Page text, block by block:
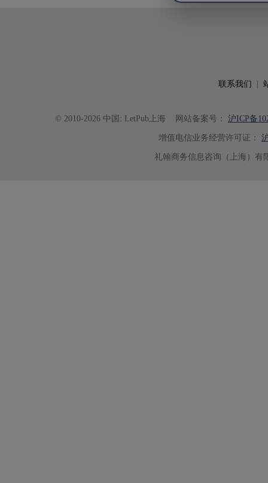
联系我们
© 2010-2026 中国: LetPub上海 网站备案号： 沪ICP备
增值电信业务经营许可证：
礼翰商务信息咨询（上海）